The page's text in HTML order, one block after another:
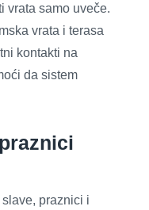
vrata samo uveče.
vrata i terasa
kontakti na
da sistem
praznici i